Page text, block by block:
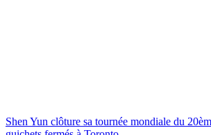
Shen Yun clôture sa tournée mondiale du